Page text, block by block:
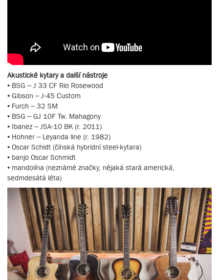
Akustické kytary a další nástroje
• BSG – J 33 CF Rio Rosewood
• Gibson – J-45 Custom
• Furch – 32 SM
• BSG – GJ 10F Tw. Mahagony
• Ibanez – JSA-10 BK (r. 2011)
• Hohner – Leyanda line (r. 1982)
• Oscar Schidt (čínská hybridní steel-kytara)
• banjo Oscar Schmidt
• mandolína (neznámé značky, nějaká stará americká,
sedmdesátá léta)